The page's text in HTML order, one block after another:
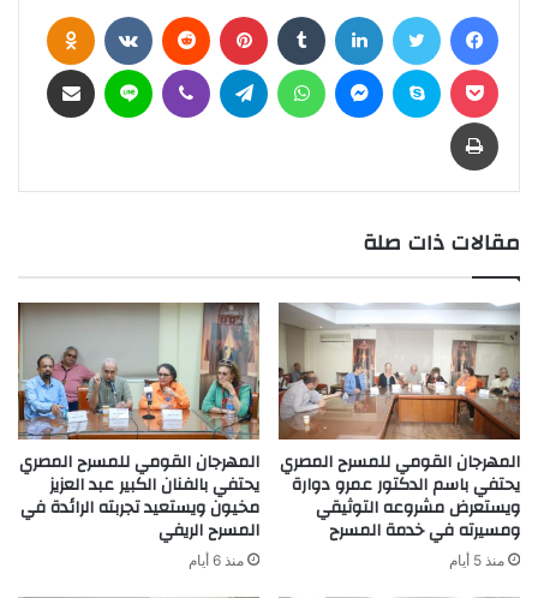
فيسبوك تويتر لينكدإن بينتيريست
بوكيت سكايب ماسنجر واتساب تيلقرام ڤايبر لاين
طباعة
مقالات ذات صلة
المهرجان القومي للمسرح المصري
يحتفي باسم الدكتور عمرو دوارة
ويستعرض مشروعه التوثيقي
ومسيرته في خدمة المسرح
منذ 5 أيام
المهرجان القومي للمسرح المصري
يحتفي بالفنان الكبير عبد العزيز
مخيون ويستعيد تجربته الرائدة في
المسرح الريفي
منذ 6 أيام